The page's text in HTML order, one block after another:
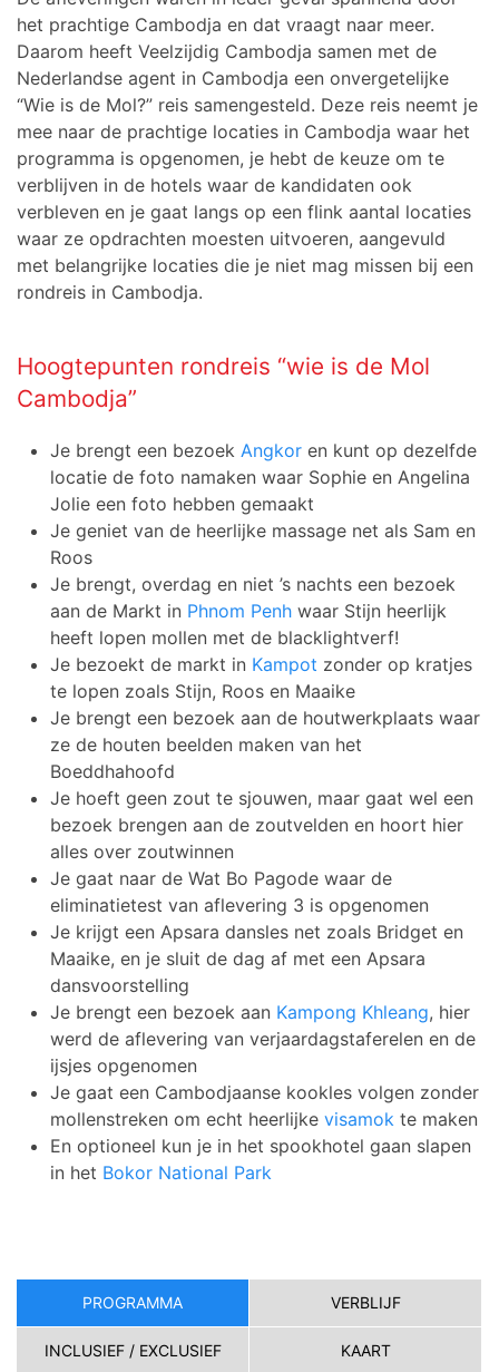
het prachtige Cambodja en dat vraagt naar meer.
Daarom heeft Veelzijdig Cambodja samen met de
Nederlandse agent in Cambodja een onvergetelijke
“Wie is de Mol?” reis samengesteld. Deze reis neemt je
mee naar de prachtige locaties in Cambodja waar het
programma is opgenomen, je hebt de keuze om te
verblijven in de hotels waar de kandidaten ook
verbleven en je gaat langs op een flink aantal locaties
waar ze opdrachten moesten uitvoeren, aangevuld
met belangrijke locaties die je niet mag missen bij een
rondreis in Cambodja.
Hoogtepunten rondreis “wie is de Mol
Cambodja”
Je brengt een bezoek Angkor en kunt op dezelfde
locatie de foto namaken waar Sophie en Angelina
Jolie een foto hebben gemaakt
Je geniet van de heerlijke massage net als Sam en
Roos
Je brengt, overdag en niet ’s nachts een bezoek
aan de Markt in Phnom Penh waar Stijn heerlijk
heeft lopen mollen met de blacklightverf!
Je bezoekt de markt in Kampot zonder op kratjes
te lopen zoals Stijn, Roos en Maaike
Je brengt een bezoek aan de houtwerkplaats waar
ze de houten beelden maken van het
Boeddhahoofd
Je hoeft geen zout te sjouwen, maar gaat wel een
bezoek brengen aan de zoutvelden en hoort hier
alles over zoutwinnen
Je gaat naar de Wat Bo Pagode waar de
eliminatietest van aflevering 3 is opgenomen
Je krijgt een Apsara dansles net zoals Bridget en
Maaike, en je sluit de dag af met een Apsara
dansvoorstelling
Je brengt een bezoek aan Kampong Khleang, hier
werd de aflevering van verjaardagstaferelen en de
ijsjes opgenomen
Je gaat een Cambodjaanse kookles volgen zonder
mollenstreken om echt heerlijke visamok te maken
En optioneel kun je in het spookhotel gaan slapen
in het Bokor National Park
PROGRAMMA VERBLIJF
INCLUSIEF / EXCLUSIEF KAART